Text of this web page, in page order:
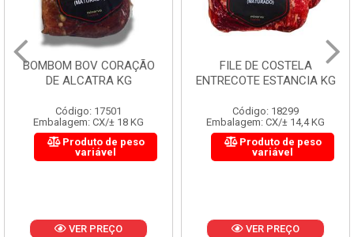
BOMBOM BOV CORAÇÃO
DE ALCATRA KG
Código: 17501
Embalagem: CX/± 18 KG
Produto de peso
variável
VER PREÇO
FILE DE COSTELA
ENTRECOTE ESTANCIA KG
Código: 18299
Embalagem: CX/± 14,4 KG
Produto de peso
variável
VER PREÇO